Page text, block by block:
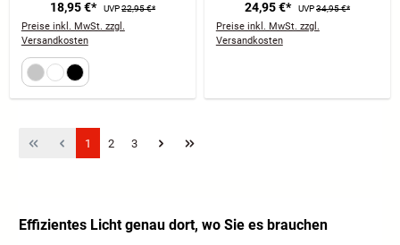
18,95 €* UVP22,95 €*
Preise inkl. MwSt. zzgl.
Versandkosten
24,95 €* UVP34,95 €*
Preise inkl. MwSt. zzgl.
Versandkosten
Seite
1 Seite
2 Seite
3
Effizientes Licht genau dort, wo Sie es brauchen